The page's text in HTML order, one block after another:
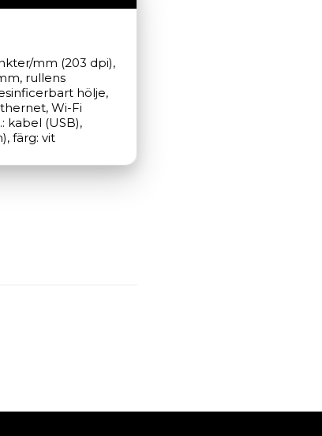
mm (203 dpi),
rullens
hölje,
Wi-Fi
kabel (USB),
färg: vit